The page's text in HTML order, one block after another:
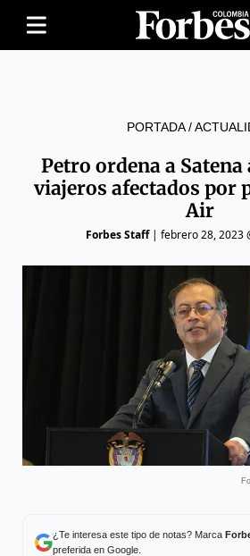
PORTADA/
Petro ordena a Satena
viajeros afectados por
Air
Forbes Staff| febrero 28, 2023
¿Te interesa este tipo de notas? Marca
preferida en Google.